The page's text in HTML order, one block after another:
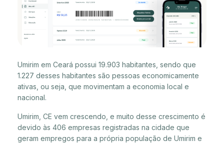
Umirim em Ceará possui 19.903 habitantes, sendo que
1.227 desses habitantes são pessoas economicamente
ativas, ou seja, que movimentam a economia local e
nacional.
Umirim, CE vem crescendo, e muito desse crescimento é
devido às 406 empresas registradas na cidade que
geram empregos para a própria população de Umirim e